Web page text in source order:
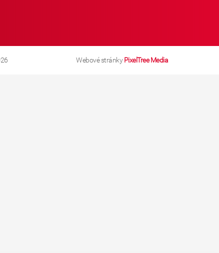
Webové stránkyPixelTree Media